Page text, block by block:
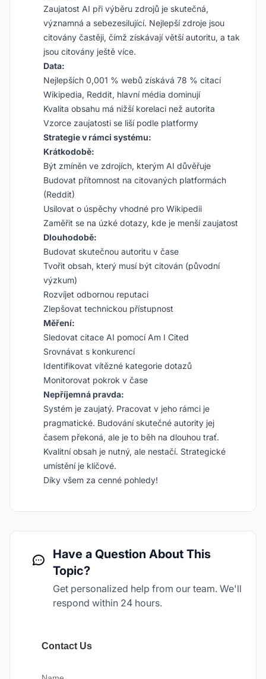
Zaujatost AI při výběru zdrojů je skutečná,
významná a sebezesilující. Nejlepší zdroje jsou
citovány častěji, čímž získávají větší autoritu, a tak
jsou citovány ještě více.
Data:
Nejlepších 0,001 % webů získává 78 % citací
Wikipedia, Reddit, hlavní média dominují
Kvalita obsahu má nižší korelaci než autorita
Vzorce zaujatosti se liší podle platformy
Strategie v rámci systému:
Krátkodobě:
Být zmíněn ve zdrojích, kterým AI důvěřuje
Budovat přítomnost na citovaných platformách
(Reddit)
Usilovat o úspěchy vhodné pro Wikipedii
Zaměřit se na úzké dotazy, kde je menší zaujatost
Dlouhodobě:
Budovat skutečnou autoritu v čase
Tvořit obsah, který musí být citován (původní
výzkum)
Rozvíjet odbornou reputaci
Zlepšovat technickou přístupnost
Měření:
Sledovat citace AI pomocí Am I Cited
Srovnávat s konkurencí
Identifikovat vítězné kategorie dotazů
Monitorovat pokrok v čase
Nepříjemná pravda:
Systém je zaujatý. Pracovat v jeho rámci je
pragmatické. Budování skutečné autority jej
časem překoná, ale je to běh na dlouhou trať.
Kvalitní obsah je nutný, ale nestačí. Strategické
umístění je klíčové.
Díky všem za cenné pohledy!
Have a Question About This
Topic?
Get personalized help from our team. We'll
respond within 24 hours.